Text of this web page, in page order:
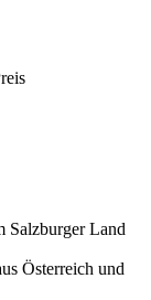
Salzburger Land
Österreich und